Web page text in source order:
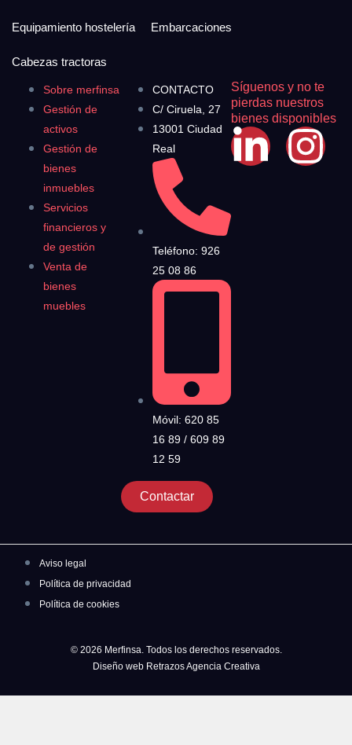
Sobre merfinsa
Gestión de
activos
Gestión de
bienes
inmuebles
Servicios
financieros y
de gestión
Venta de
bienes
muebles
CONTACTO
C/ Ciruela, 27
13001 Ciudad
Real
Teléfono: 926
25 08 86
Móvil: 620 85
16 89 / 609 89
12 59
Contactar
Síguenos y no te
pierdas nuestros
bienes disponibles
Equipamiento hostelería Embarcaciones
Cabezas tractoras
Aviso legal
Política de privacidad
Política de cookies
© 2026 Merfinsa. Todos los derechos reservados.
Diseño web Retrazos Agencia Creativa